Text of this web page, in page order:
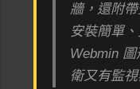
牆，還附
安裝簡單
Webmin
衛又有監